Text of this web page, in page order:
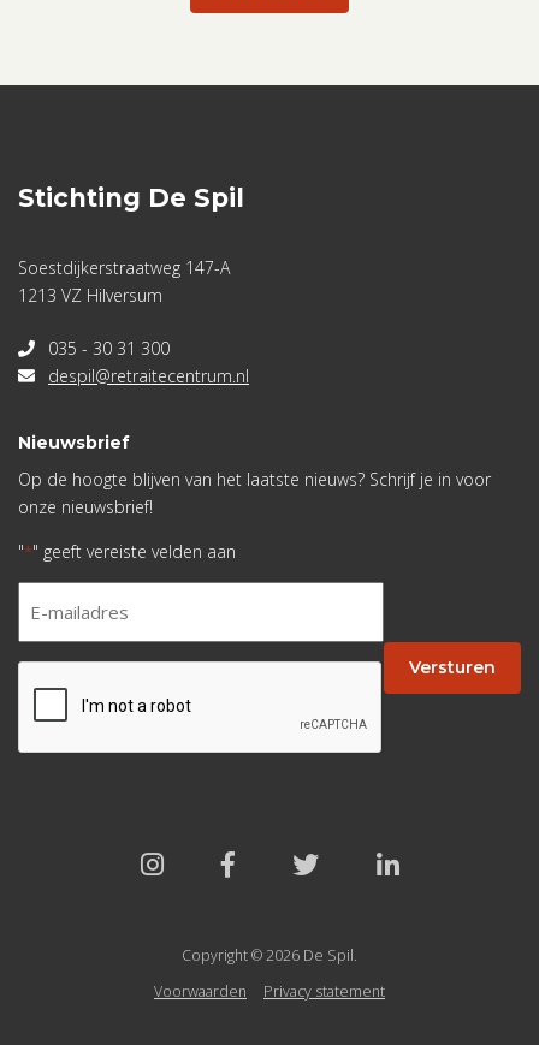
Stichting De Spil
Soestdijkerstraatweg 147-A
1213 VZ Hilversum
035 - 30 31 300
despil@retraitecentrum.nl
Nieuwsbrief
Op de hoogte blijven van het laatste nieuws? Schrijf je in voor
onze nieuwsbrief!
"*" geeft vereiste velden aan
* Versturen
Copyright © 2026 De Spil.
Voorwaarden
Privacy statement